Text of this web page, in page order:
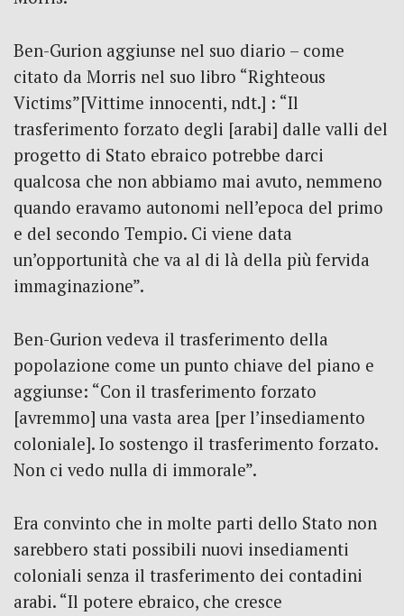
Ben-Gurion aggiunse nel suo diario – come
citato da Morris nel suo libro “Righteous
Victims”[Vittime innocenti, ndt.] : “Il
trasferimento forzato degli [arabi] dalle valli del
progetto di Stato ebraico potrebbe darci
qualcosa che non abbiamo mai avuto, nemmeno
quando eravamo autonomi nell’epoca del primo
e del secondo Tempio. Ci viene data
un’opportunità che va al di là della più fervida
immaginazione”.
Ben-Gurion vedeva il trasferimento della
popolazione come un punto chiave del piano e
aggiunse: “Con il trasferimento forzato
[avremmo] una vasta area [per l’insediamento
coloniale]. Io sostengo il trasferimento forzato.
Non ci vedo nulla di immorale”.
Era convinto che in molte parti dello Stato non
sarebbero stati possibili nuovi insediamenti
coloniali senza il trasferimento dei contadini
arabi. “Il potere ebraico, che cresce